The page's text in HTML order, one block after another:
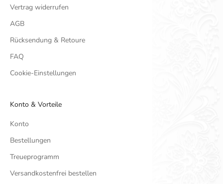
Vertrag widerrufen
AGB
Rücksendung & Retoure
FAQ
Cookie-Einstellungen
Konto & Vorteile
Konto
Bestellungen
Treueprogramm
Versandkostenfrei bestellen